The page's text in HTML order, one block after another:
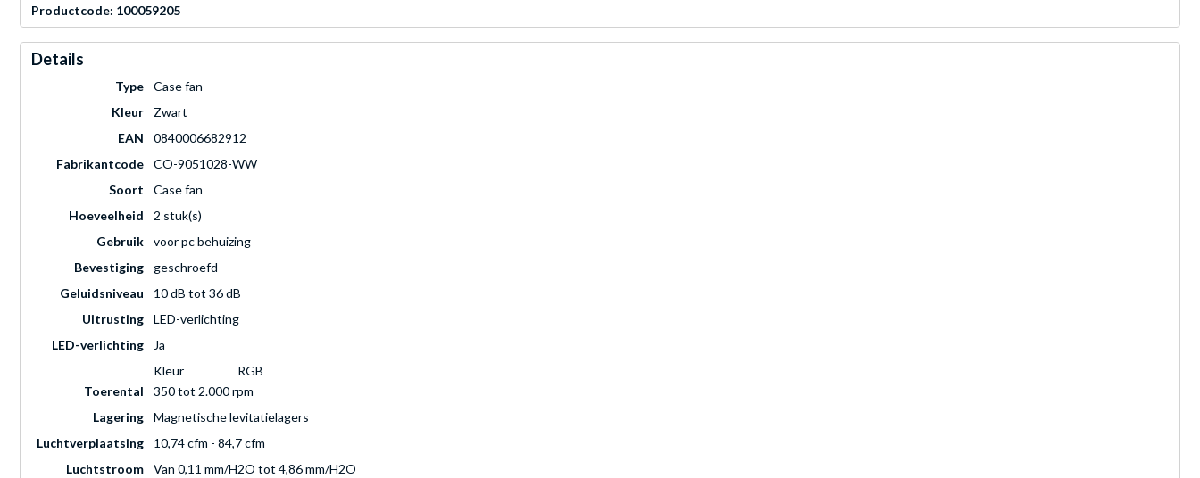
Productcode: 100059205
Details
Type
Case fan
Kleur
Zwart
EAN
0840006682912
Fabrikantcode
CO-9051028-WW
Soort
Case fan
Hoeveelheid
2 stuk(s)
Gebruik
voor pc behuizing
Bevestiging
geschroefd
Geluidsniveau
10 dB tot 36 dB
Uitrusting
LED-verlichting
LED-verlichting
Ja
Kleur
RGB
Toerental
350 tot 2.000 rpm
Lagering
Magnetische levitatielagers
Luchtverplaatsing
10,74 cfm - 84,7 cfm
Luchtstroom
Van 0,11 mm/H2O tot 4,86 mm/H2O